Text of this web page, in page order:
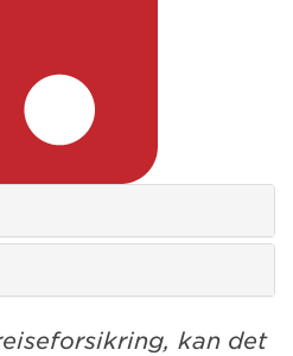
kan det